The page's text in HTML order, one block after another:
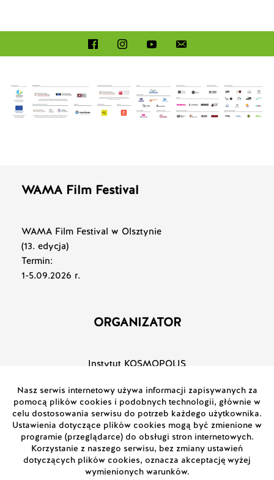
WAMA Film Festival
WAMA Film Festival w Olsztynie
(13. edycja)
Termin:
1-5.09.2026 r.
ORGANIZATOR
Instytut KOSMOPOLIS
KONTAKT
Kontakt ogólny: